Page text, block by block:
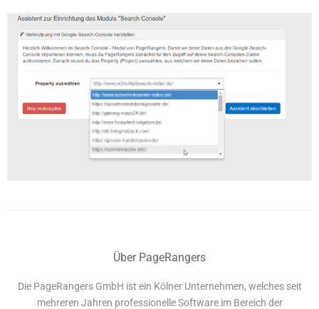
Über PageRangers
Die PageRangers GmbH ist ein Kölner Unternehmen, welches seit
mehreren Jahren professionelle Software im Bereich der